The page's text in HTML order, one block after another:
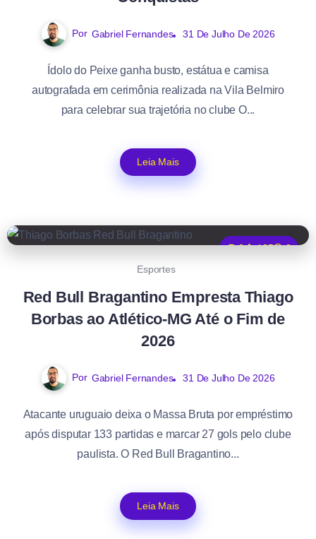
Por Gabriel Fernandes 31 De Julho De 2026
Ídolo do Peixe ganha busto, estátua e camisa
autografada em cerimônia realizada na Vila Belmiro
para celebrar sua trajetória no clube O...
Leia Mais
0 125
2
Esportes
Red Bull Bragantino Empresta Thiago
Borbas ao Atlético-MG Até o Fim de
2026
Por Gabriel Fernandes 31 De Julho De 2026
Atacante uruguaio deixa o Massa Bruta por empréstimo
após disputar 133 partidas e marcar 27 gols pelo clube
paulista. O Red Bull Bragantino...
Leia Mais